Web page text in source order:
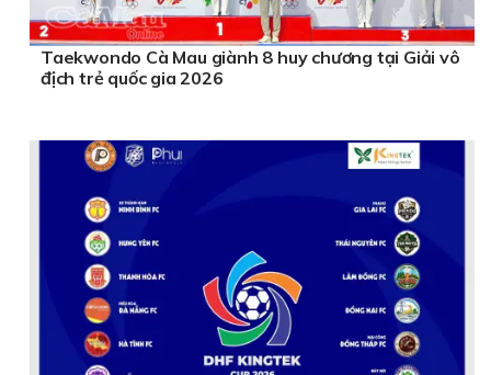
Taekwondo Cà Mau giành 8 huy chương tại Giải vô
địch trẻ quốc gia 2026